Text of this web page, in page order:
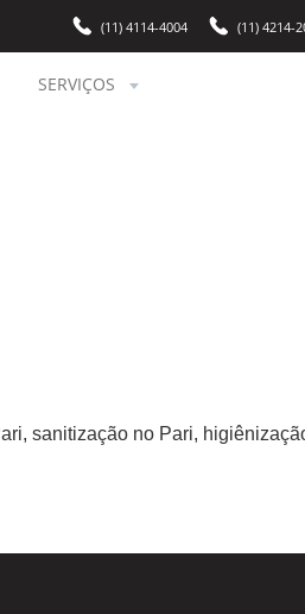
(11) 4114-4004 (11) 4214-
SERVIÇOS
sanitização no Pari,